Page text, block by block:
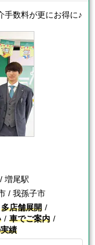
手数料が更にお得に♪
増尾駅
/ 我孫子市
多店舗展開
車でご案内
績